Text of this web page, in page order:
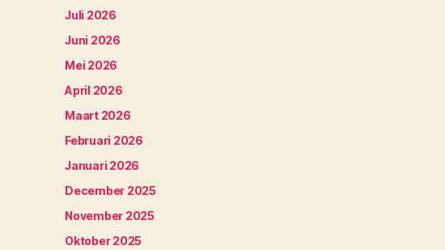
Juli 2026
Juni 2026
Mei 2026
April 2026
Maart 2026
Februari 2026
Januari 2026
December 2025
November 2025
Oktober 2025